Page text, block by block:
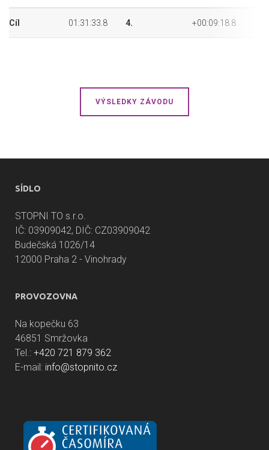
Cíl 01:31:33.8 4. +00:09:18.8
VÝSLEDKY ZÁVODU
SÍDLO
STOPNI TO s.r.o.
IČ: 03909042, DIČ: CZ03909042
Budečská 1026/14
12000 Praha 2 - Vinohrady
PROVOZOVNA
Na kopečku 63
46851 Smržovka
Tel.: +420 721 879 362
E-mail: info@stopnito.cz